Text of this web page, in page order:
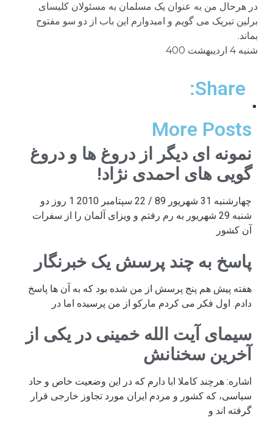
در هرحال من به عنوان یک مسلمان به مسئولان کلیسای
برلین تبریک می گویم و امیدوارم این باب از دو سو مفتوح
بماند.
شنبه 4 اردیبهشت 400
Share:
More Posts
نمونه ای دیگر از دروغ ها و دروغ
گویی های احمدی نژاد!
چهارشنبه 31 شهریور 89 / 22 سپتامبر 2010 1 روز دو
شنبه 29 شهریور به رم رفتم و ویزای آلمان را از سفرات
آن کشور
پاسخ به چند پرسش یک خبرنگار
هفته پیش هم پنج پرسش از من شده بود که به آن ها پاسخ
دادم. اول فکر می کردم مارکو از من پرسیده اما در
سیمای آیت الله خمینی در یکی از
آخرین سخنانش
اشاره: هرچند کاملا ابا دارم که در این وضعیت خاص و حاد
سیاسی، که کشور و مردم ایران مورد تجاوز خارجی قرار
گرفته اند و